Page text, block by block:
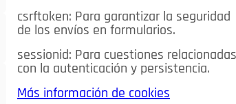
csrftoken: Para garantizar la seguridad
de los envíos en formularios.
sessionid: Para cuestiones relacionadas
con la autenticación y persistencia.
Más información de cookies